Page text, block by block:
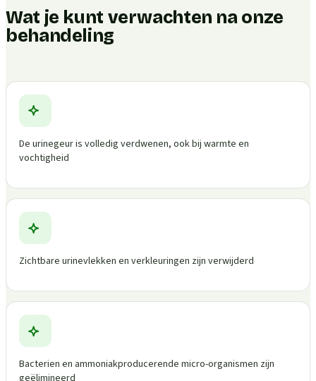
Wat je kunt verwachten na onze
behandeling
De urinegeur is volledig verdwenen, ook bij warmte en
vochtigheid
Zichtbare urinevlekken en verkleuringen zijn verwijderd
Bacterien en ammoniakproducerende micro-organismen zijn